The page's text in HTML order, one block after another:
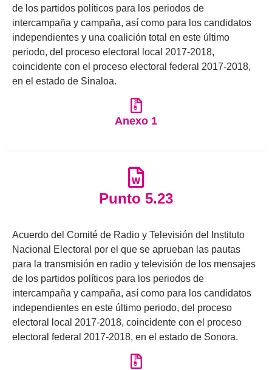
de los partidos políticos para los periodos de
intercampaña y campaña, así como para los candidatos
independientes y una coalición total en este último
periodo, del proceso electoral local 2017-2018,
coincidente con el proceso electoral federal 2017-2018,
en el estado de Sinaloa.
Anexo 1
Punto 5.23
Acuerdo del Comité de Radio y Televisión del Instituto
Nacional Electoral por el que se aprueban las pautas
para la transmisión en radio y televisión de los mensajes
de los partidos políticos para los periodos de
intercampaña y campaña, así como para los candidatos
independientes en este último periodo, del proceso
electoral local 2017-2018, coincidente con el proceso
electoral federal 2017-2018, en el estado de Sonora.